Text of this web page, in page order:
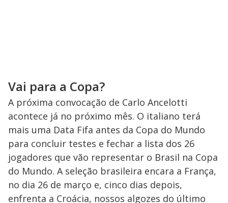
Vai para a Copa?
A próxima convocação de Carlo Ancelotti
acontece já no próximo mês. O italiano terá
mais uma Data Fifa antes da Copa do Mundo
para concluir testes e fechar a lista dos 26
jogadores que vão representar o Brasil na Copa
do Mundo. A seleção brasileira encara a França,
no dia 26 de março e, cinco dias depois,
enfrenta a Croácia, nossos algozes do último